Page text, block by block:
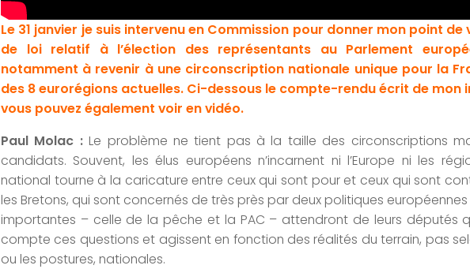
Le 31 janvier je suis intervenu en Commission pour donner mon point de
de loi relatif à l’élection des représentants au Parlement
notamment à revenir à une circonscription nationale unique pour la
des 8 eurorégions actuelles. Ci-dessous le compte-rendu écrit de mon
vous pouvez également voir en vidéo.
Paul Molac :Le problème ne tient pas à la taille des circonscriptions
candidats. Souvent, les élus européens n’incarnent ni l’Europe ni les
national tourne à la caricature entre ceux qui sont pour et ceux qui sont
les Bretons, qui sont concernés de très près par deux politiques
importantes – celle de la pêche et la PAC – attendront de leurs députés
compte ces questions et agissent en fonction des réalités du terrain, pas
ou les postures, nationales.